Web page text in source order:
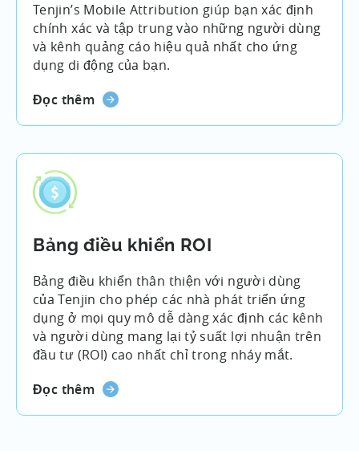
Tenjin’s Mobile Attribution giúp bạn xác định
chính xác và tập trung vào những người dùng
và kênh quảng cáo hiệu quả nhất cho ứng
dụng di động của bạn.
Đọc thêm
Bảng điều khiển ROI
Bảng điều khiển thân thiện với người dùng
của Tenjin cho phép các nhà phát triển ứng
dụng ở mọi quy mô dễ dàng xác định các kênh
và người dùng mang lại tỷ suất lợi nhuận trên
đầu tư (ROI) cao nhất chỉ trong nháy mắt.
Đọc thêm